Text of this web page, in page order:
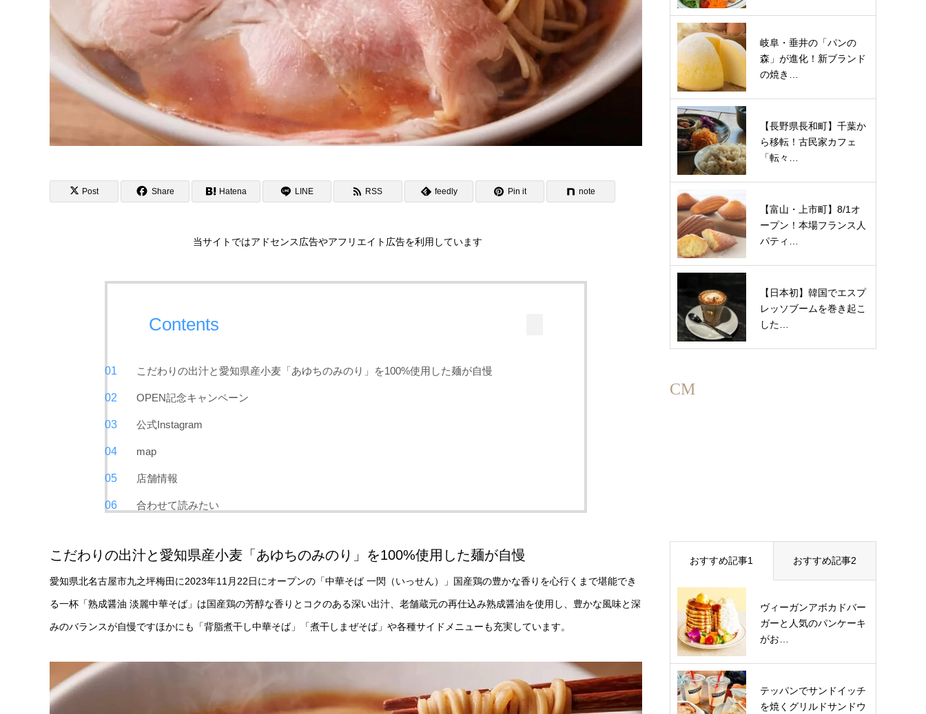
Post Share Hatena LINE RSS feedly Pin it note
当サイトではアドセンス広告やアフリエイト広告を利用しています
Contents
こだわりの出汁と愛知県産小麦「あゆちのみのり」を100%使用した麺が自慢
OPEN記念キャンペーン
公式Instagram
map
店舗情報
合わせて読みたい
こだわりの出汁と愛知県産小麦「あゆちのみのり」を100%使用した麺が自慢
愛知県北名古屋市九之坪梅田に2023年11月22日にオープンの「中華そば 一閃（いっせん）」国産鶏の豊かな香りを心行くまで堪能でき
る一杯「熟成醤油 淡麗中華そば」は国産鶏の芳醇な香りとコクのある深い出汁、老舗蔵元の再仕込み熟成醤油を使用し、豊かな風味と深
みのバランスが自慢ですほかにも「背脂煮干し中華そば」「煮干しまぜそば」や各種サイドメニューも充実しています。
岐阜・垂井の「パンの
森」が進化！新ブランド
の焼き…
【長野県長和町】千葉か
ら移転！古民家カフェ
「転々…
【富山・上市町】8/1オ
ープン！本場フランス人
パティ…
【日本初】韓国でエスプ
レッソブームを巻き起こ
した…
CM
おすすめ記事1 おすすめ記事2
ヴィーガンアボカドバー
ガーと人気のパンケーキ
がお…
テッパンでサンドイッチ
を焼くグリルドサンドウ